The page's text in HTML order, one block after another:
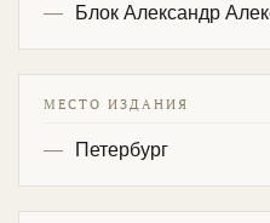
Блок Александр
МЕСТО ИЗДАНИЯ
Петербург